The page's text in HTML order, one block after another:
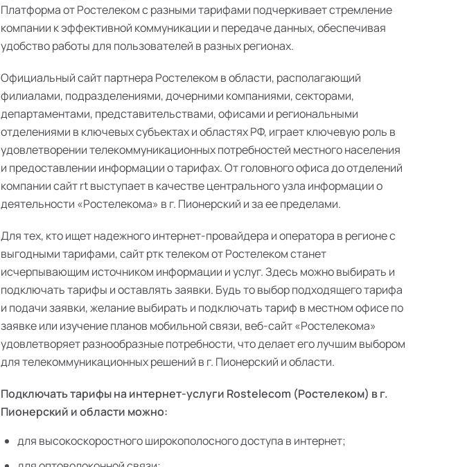
Платформа от Ростелеком с разными тарифами подчеркивает стремление
компании к эффективной коммуникации и передаче данных, обеспечивая
удобство работы для пользователей в разных регионах.
Официальный сайт партнера Ростелеком в области, располагающий
филиалами, подразделениями, дочерними компаниями, секторами,
департаментами, представительствами, офисами и региональными
отделениями в ключевых субъектах и областях РФ, играет ключевую роль в
удовлетворении телекоммуникационных потребностей местного населения
и предоставлении информации о тарифах. От головного офиса до отделений
компании сайт rt выступает в качестве центрального узла информации о
деятельности «Ростелекома» в г. Пионерский и за ее пределами.
Для тех, кто ищет надежного интернет-провайдера и оператора в регионе с
выгодными тарифами, сайт ртк телеком от Ростелеком станет
исчерпывающим источником информации и услуг. Здесь можно выбирать и
подключать тарифы и оставлять заявки. Будь то выбор подходящего тарифа
и подачи заявки, желание выбирать и подключать тариф в местном офисе по
заявке или изучение планов мобильной связи, веб-сайт «Ростелекома»
удовлетворяет разнообразные потребности, что делает его лучшим выбором
для телекоммуникационных решений в г. Пионерский и области.
Подключать тарифы на интернет-услуги Rostelecom (Ростелеком) в г.
Пионерский и области можно:
для высокоскоростного широкополосного доступа в интернет;